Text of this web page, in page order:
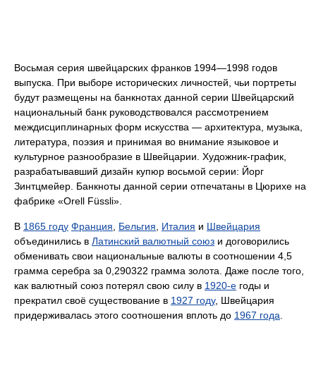
Восьмая серия швейцарских франков 1994—1998 годов
выпуска. При выборе исторических личностей, чьи портреты
будут размещены на банкнотах данной серии Швейцарский
национальный банк руководствовался рассмотрением
междисциплинарных форм искусства — архитектура, музыка,
литература, поэзия и принимая во внимание языковое и
культурное разнообразие в Швейцарии. Художник-график,
разрабатывавший дизайн купюр восьмой серии: Йорг
Зинтцмейер. Банкноты данной серии отпечатаны в Цюрихе на
фабрике «Orell Füssli».
В 1865 году Франция Бельгия Италия и Швейцария
объединились в Латинский валютный союз и договорились
обменивать свои национальные валюты в соотношении 4,5
грамма серебра за 0,290322 грамма золота. Даже после того,
как валютный союз потерял свою силу в 1920-е годы и
прекратил своё существование в 1927 году, Швейцария
придерживалась этого соотношения вплоть до 1967 года